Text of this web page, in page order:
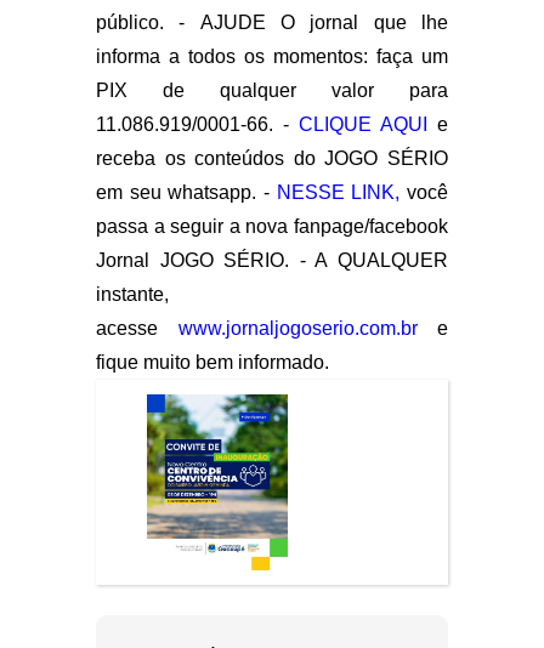
público. - AJUDE O jornal que lhe
informa a todos os momentos: faça um
PIX de qualquer valor para
11.086.919/0001-66. - CLIQUE AQUI
e
receba os conteúdos do JOGO SÉRIO
em seu whatsapp. - NESSE LINK, você
passa a seguir a nova fanpage/facebook
Jornal JOGO SÉRIO. - A QUALQUER
instante,
acesse www.jornaljogoserio.com.bre
fique muito bem informado.